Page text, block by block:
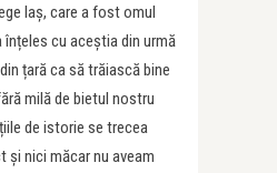
laș, care a fost omul
cu aceștia din urmă
țară ca să trăiască bine
milă de bietul nostru
de istorie se trecea
și nici măcar nu aveam